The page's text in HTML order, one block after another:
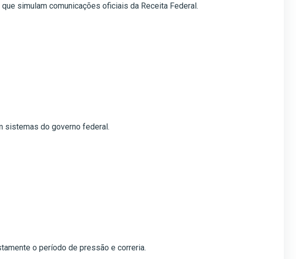
simulam comunicações oficiais da Receita Federal.
sistemas do governo federal.
o período de pressão e correria.